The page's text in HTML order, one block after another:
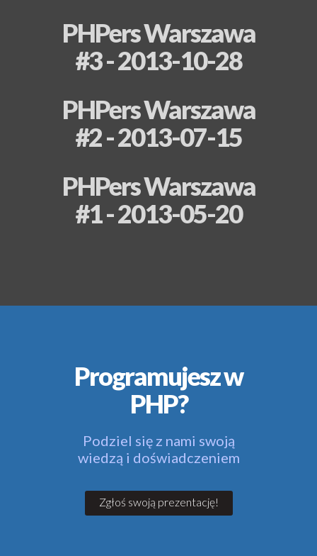
PHPers Warszawa
#3 - 2013-10-28
PHPers Warszawa
#2 - 2013-07-15
PHPers Warszawa
#1 - 2013-05-20
Programujesz w
PHP?
Podziel się z nami swoją
wiedzą i doświadczeniem
Zgłoś swoją prezentację!